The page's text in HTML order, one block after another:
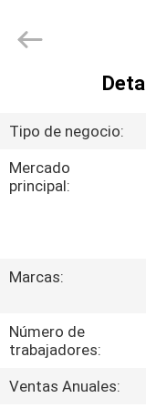
PRODUCTOS
DE
LA
FÁBRICA
productos
anexo
Proveedor.
Copyright
Reserved.
Developed
Tipo de negocio:
Mercado
principal:
Marcas:
Número de
trabajadores:
Ventas Anuales: